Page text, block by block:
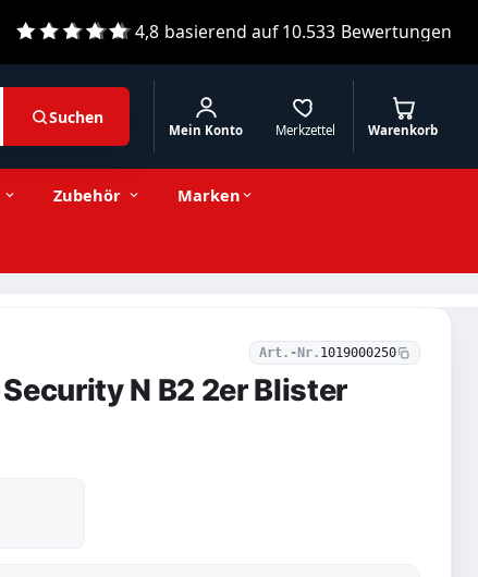
4,8 basierend auf10.533 Bewertungen
Suchen
Merkzettel
Mein Konto Warenkorb
Zubehör Marken
Art.-Nr. 1019000250
N B2 2er Blister
−
Stückzahl + In den Warenkorb